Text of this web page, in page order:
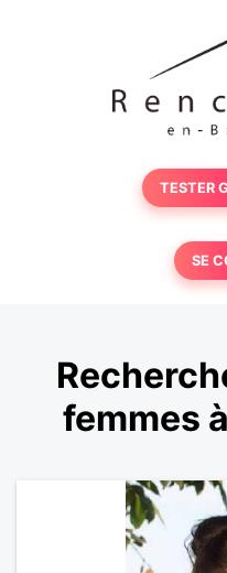
TESTER
SE
femmes